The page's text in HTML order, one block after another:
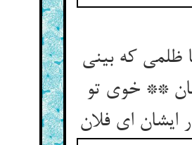
ظلمی که بینی
** خوی تو